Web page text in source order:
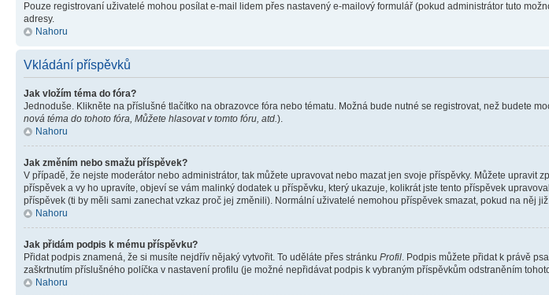
Pouze registrovaní uživatelé mohou posílat e-mail lidem přes nastavený e-mailový formulář (pokud administrátor tuto
adresy.
Nahoru
Vkládání příspěvků
Jak vložím téma do fóra?
Jednoduše. Klikněte na příslušné tlačítko na obrazovce fóra nebo tématu. Možná bude nutné se registrovat, než budete
nová téma do tohoto fóra, Můžete hlasovat v tomto fóru, atd.).
Nahoru
Jak změním nebo smažu příspěvek?
V případě, že nejste moderátor nebo administrátor, tak můžete upravovat nebo mazat jen svoje příspěvky. Můžete upravit
příspěvek a vy ho upravíte, objeví se vám malinký dodatek u příspěvku, který ukazuje, kolikrát jste tento příspěvek
příspěvek (ti by měli sami zanechat vzkaz proč jej změnili). Normální uživatelé nemohou příspěvek smazat, pokud na něj
Nahoru
Jak přidám podpis k mému příspěvku?
Přidat podpis znamená, že si musíte nejdřív nějaký vytvořit. To uděláte přes stránku Profil. Podpis můžete přidat k právě
zaškrtnutím příslušného políčka v nastavení profilu (je možné nepřidávat podpis k vybraným příspěvkům odstraněním
Nahoru